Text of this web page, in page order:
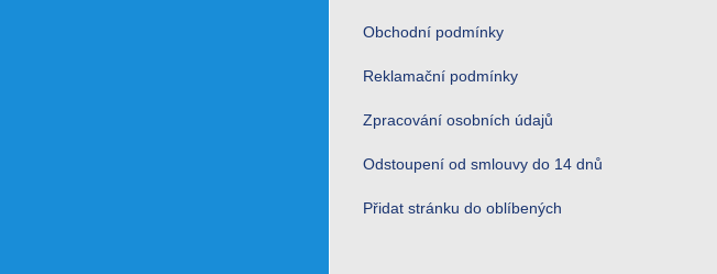
Obchodní podmínky
Reklamační podmínky
Zpracování osobních údajů
Odstoupení od smlouvy do 14 dnů
Přidat stránku do oblíbených